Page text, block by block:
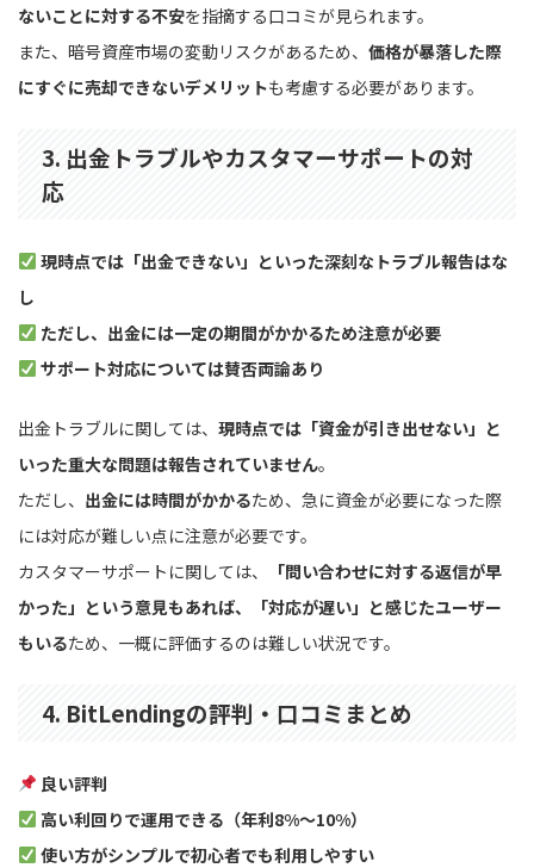
ないことに対する不安を指摘する口コミが見られます。
また、暗号資産市場の変動リスクがあるため、 価格が暴落した際
にすぐに売却できないデメリットも考慮する必要があります。
3. 出金トラブルやカスタマーサポートの対
応
現時点では「出金できない」といった深刻なトラブル報告はな
し
ただし、出金には一定の期間がかかるため注意が必要
サポート対応については賛否両論あり
出金トラブルに関しては、 現時点では「資金が引き出せない」と
いった重大な問題は報告されていません。
ただし、 出金には時間がかかるため、急に資金が必要になった際
には対応が難しい点に注意が必要です。
カスタマーサポートに関しては、
「問い合わせに対する返信が早
かった」という意見もあれば、「対応が遅い」と感じたユーザー
もいるため、一概に評価するのは難しい状況です。
4. BitLendingの評判・口コミまとめ
良い評判
高い利回りで運用できる（年利8%〜10%）
使い方がシンプルで初心者でも利用しやすい